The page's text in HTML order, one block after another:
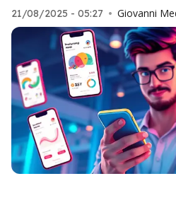
21/08/2025 - 05:27 • Giovanni